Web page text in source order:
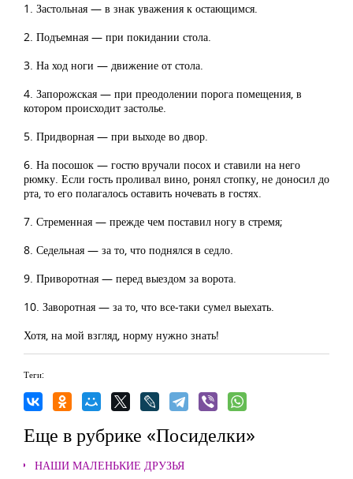
1. Застольная — в знак уважения к остающимся.
2. Подъемная — при покидании стола.
3. На ход ноги — движение от стола.
4. Запорожская — при преодолении порога помещения, в
котором происходит застолье.
5. Придворная — при выходе во двор.
6. На посошок — гостю вручали посох и ставили на него
рюмку. Если гость проливал вино, ронял стопку, не доносил до
рта, то его полагалось оставить ночевать в гостях.
7. Стременная — прежде чем поставил ногу в стремя;
8. Седельная — за то, что поднялся в седло.
9. Приворотная — перед выездом за ворота.
10. Заворотная — за то, что все-таки сумел выехать.
Хотя, на мой взгляд, норму нужно знать!
Теги:
Еще в рубрике «Посиделки»
НАШИ МАЛЕНЬКИЕ ДРУЗЬЯ